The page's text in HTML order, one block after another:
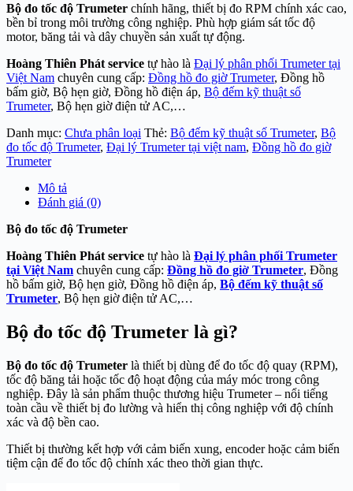
Bộ đo tốc độ Trumeter chính hãng, thiết bị đo RPM chính xác cao,
bền bỉ trong môi trường công nghiệp. Phù hợp giám sát tốc độ
motor, băng tải và dây chuyền sản xuất tự động.
Hoàng Thiên Phát service tự hào là Đại lý phân phối Trumeter tại
Việt Nam chuyên cung cấp: Đồng hồ đo giờ Trumeter, Đồng hồ
bấm giờ, Bộ hẹn giờ, Đồng hồ điện áp, Bộ đếm kỹ thuật số
Trumeter, Bộ hẹn giờ điện tử AC,…
Danh mục: Chưa phân loại Thẻ: Bộ đếm kỹ thuật số Trumeter, Bộ
đo tốc độ Trumeter, Đại lý Trumeter tại việt nam, Đồng hồ đo giờ
Trumeter
Mô tả
Đánh giá (0)
Bộ đo tốc độ Trumeter
Hoàng Thiên Phát service tự hào là Đại lý phân phối Trumeter
tại Việt Nam chuyên cung cấp: Đồng hồ đo giờ Trumeter, Đồng
hồ bấm giờ, Bộ hẹn giờ, Đồng hồ điện áp, Bộ đếm kỹ thuật số
Trumeter, Bộ hẹn giờ điện tử AC,…
Bộ đo tốc độ Trumeter là gì?
Bộ đo tốc độ Trumeter là thiết bị dùng để đo tốc độ quay (RPM),
tốc độ băng tải hoặc tốc độ hoạt động của máy móc trong công
nghiệp. Đây là sản phẩm thuộc thương hiệu Trumeter – nổi tiếng
toàn cầu về thiết bị đo lường và hiển thị công nghiệp với độ chính
xác và độ bền cao.
Thiết bị thường kết hợp với cảm biến xung, encoder hoặc cảm biến
tiệm cận để đo tốc độ chính xác theo thời gian thực.